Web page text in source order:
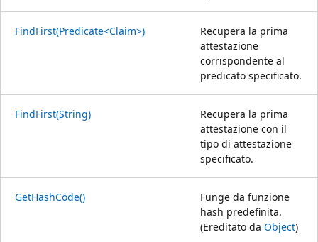
FindFirst(Predicate<Claim>)
Recupera la prima
attestazione
corrispondente al
predicato specificato.
FindFirst(String)
Recupera la prima
attestazione con il
tipo di attestazione
specificato.
GetHashCode()
Funge da funzione
hash predefinita.
(Ereditato da Object)